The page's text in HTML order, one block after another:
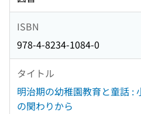
ISBN
978-4-8234-1084-0
タイトル
明治期の幼稚園教育と童話 :
の関わりから